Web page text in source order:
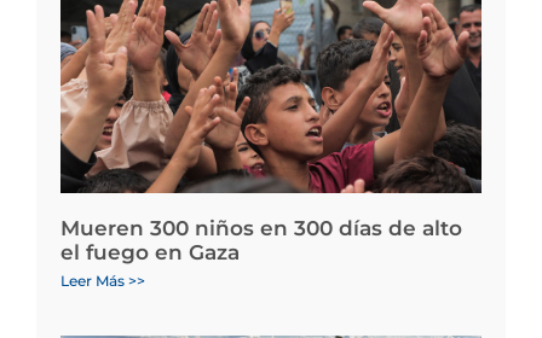
Mueren 300 niños en 300 días de alto
el fuego en Gaza
Leer Más >>